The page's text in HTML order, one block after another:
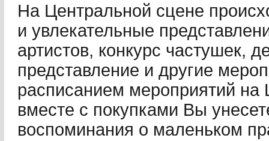
На Центральной сцене
и увлекательные
артистов, конкурс частушек,
представление и другие
расписанием мероприятий
вместе с покупками Вы
воспоминания о маленьком